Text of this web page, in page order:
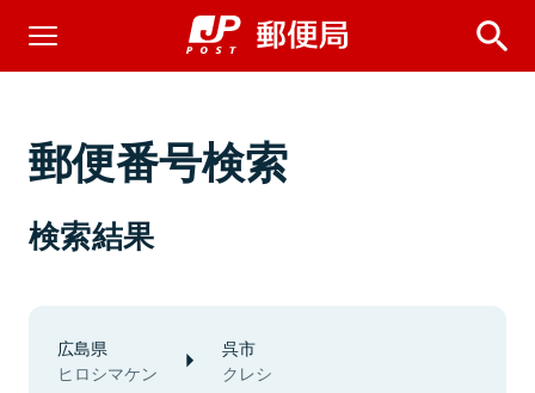
郵便番号検索
検索結果
広島県
ヒロシマケン
呉市
クレシ